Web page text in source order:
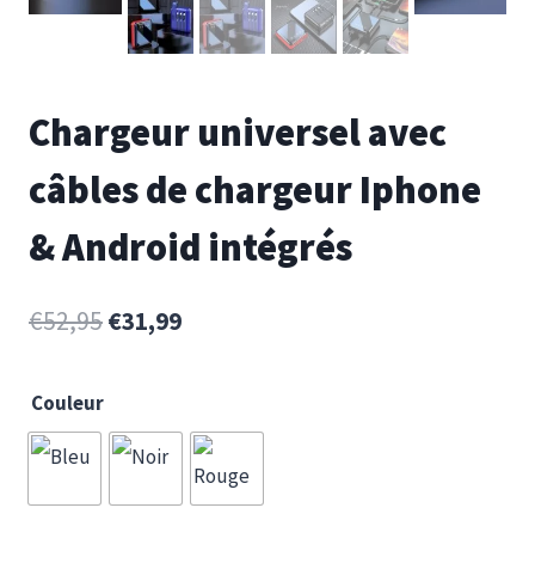
Chargeur universel avec
câbles de chargeur Iphone
& Android intégrés
€52,95€31,99
Couleur